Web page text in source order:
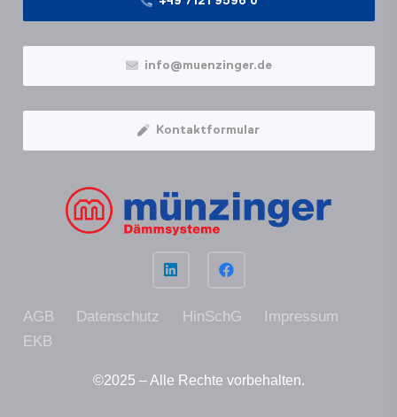
info@muenzinger.de
Kontaktformular
AGB Datenschutz HinSchG
Impressum
EKB
©2025 – Alle Rechte vor­be­hal­ten.